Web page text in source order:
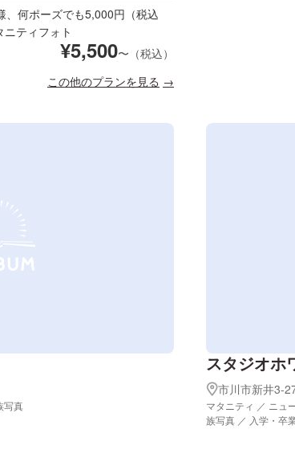
、何ポーズでも5,000円（税込
ティフォト
¥5,500〜（税込）
この他のプランを見る
写真
スタジオホ
市川市新井3-
マタニティ ／ ニュ
族写真 ／ 入学・卒